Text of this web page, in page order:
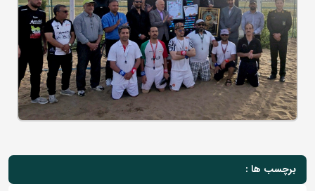
برچسب ها :